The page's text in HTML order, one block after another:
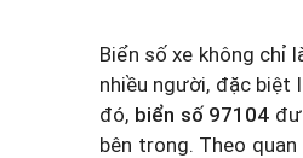
Biển số xe không chỉ
nhiều người, đặc biệt
đó, biển số 97104
bên trong. Theo